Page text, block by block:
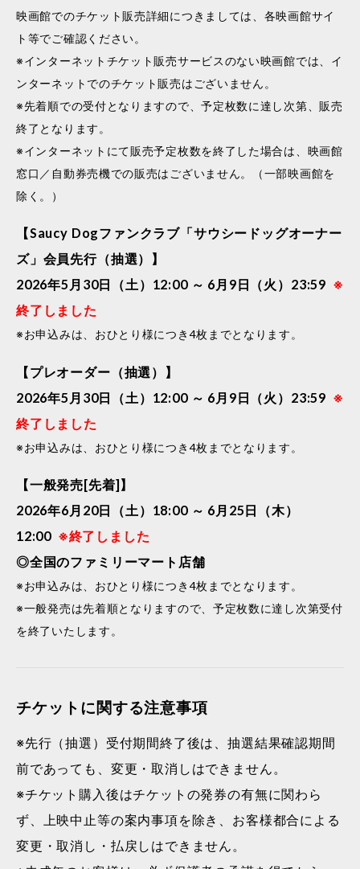
映画館でのチケット販売詳細につきましては、各映画館サイ
ト等でご確認ください。
※インターネットチケット販売サービスのない映画館では、イ
ンターネットでのチケット販売はございません。
※先着順での受付となりますので、予定枚数に達し次第、販売
終了となります。
※インターネットにて販売予定枚数を終了した場合は、映画館
窓口／自動券売機での販売はございません。（一部映画館を
除く。）
【Saucy Dogファンクラブ「サウシードッグオーナー
ズ」会員先行（抽選）】
2026年5月30日（土）12:00 ～ 6月9日（火）23:59 ※
終了しました
※お申込みは、おひとり様につき4枚までとなります。
【プレオーダー（抽選）】
2026年5月30日（土）12:00 ～ 6月9日（火）23:59 ※
終了しました
※お申込みは、おひとり様につき4枚までとなります。
【一般発売[先着]】
2026年6月20日（土）18:00 ～ 6月25日（木）
12:00 ※終了しました
◎全国のファミリーマート店舗
※お申込みは、おひとり様につき4枚までとなります。
※一般発売は先着順となりますので、予定枚数に達し次第受付
を終了いたします。
チケットに関する注意事項
※先行（抽選）受付期間終了後は、抽選結果確認期間
前であっても、変更・取消しはできません。
※チケット購入後はチケットの発券の有無に関わら
ず、上映中止等の案内事項を除き、お客様都合による
変更・取消し・払戻しはできません。